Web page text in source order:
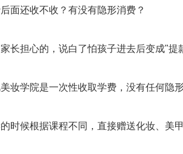
面还收不收？有没有隐形消费？
长担心的，说白了怕孩子进去后变成"提
妆学院是一次性收取学费，没有任何隐
的时候根据课程不同，直接赠送化妆、美